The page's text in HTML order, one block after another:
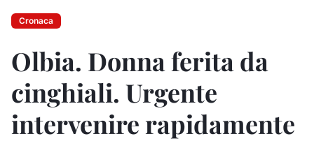
Cronaca
Olbia. Donna ferita da
cinghiali. Urgente
intervenire rapidamente